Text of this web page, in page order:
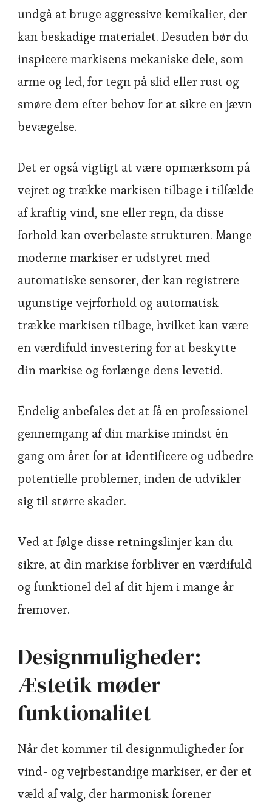
undgå at bruge aggressive kemikalier, der
kan beskadige materialet. Desuden bør du
inspicere markisens mekaniske dele, som
arme og led, for tegn på slid eller rust og
smøre dem efter behov for at sikre en jævn
bevægelse.
Det er også vigtigt at være opmærksom på
vejret og trække markisen tilbage i tilfælde
af kraftig vind, sne eller regn, da disse
forhold kan overbelaste strukturen. Mange
moderne markiser er udstyret med
automatiske sensorer, der kan registrere
ugunstige vejrforhold og automatisk
trække markisen tilbage, hvilket kan være
en værdifuld investering for at beskytte
din markise og forlænge dens levetid.
Endelig anbefales det at få en professionel
gennemgang af din markise mindst én
gang om året for at identificere og udbedre
potentielle problemer, inden de udvikler
sig til større skader.
Ved at følge disse retningslinjer kan du
sikre, at din markise forbliver en værdifuld
og funktionel del af dit hjem i mange år
fremover.
Designmuligheder:
Æstetik møder
funktionalitet
Når det kommer til designmuligheder for
vind- og vejrbestandige markiser, er der et
væld af valg, der harmonisk forener